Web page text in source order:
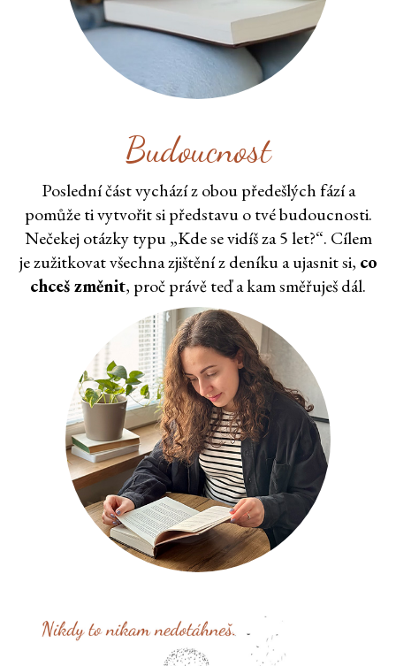
Budoucnost
Poslední část vychází z obou předešlých fází a
pomůže ti vytvořit si představu o tvé budoucnosti.
Nečekej otázky typu „Kde se vidíš za 5 let?“. Cílem
je zužitkovat všechna zjištění z deníku a ujasnit si, co
chceš změnit, proč právě teď a kam směřuješ dál.